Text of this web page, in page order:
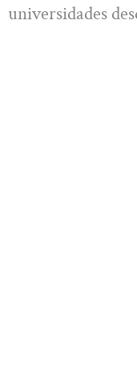
universidades